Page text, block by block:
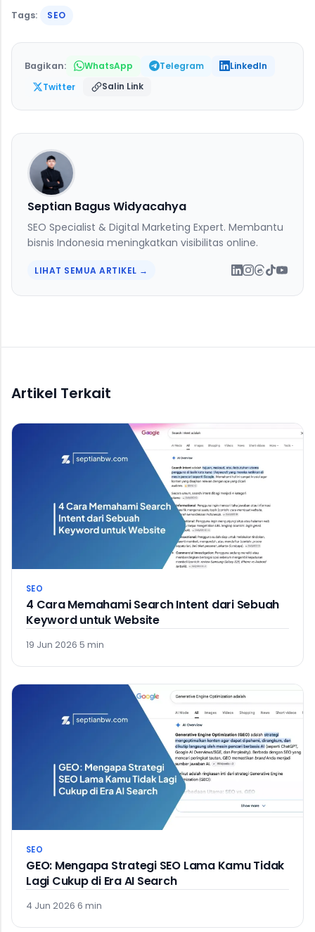
Tags: SEO
Bagikan: WhatsApp Telegram
LinkedIn
Twitter
Salin Link
Septian Bagus Widyacahya
SEO Specialist & Digital Marketing Expert. Membantu
bisnis Indonesia meningkatkan visibilitas online.
LIHAT SEMUA ARTIKEL →
Artikel Terkait
SEO
4 Cara Memahami Search Intent dari Sebuah
Keyword untuk Website
19 Jun 2026 5 min
SEO
GEO: Mengapa Strategi SEO Lama Kamu Tidak
Lagi Cukup di Era AI Search
4 Jun 2026 6 min